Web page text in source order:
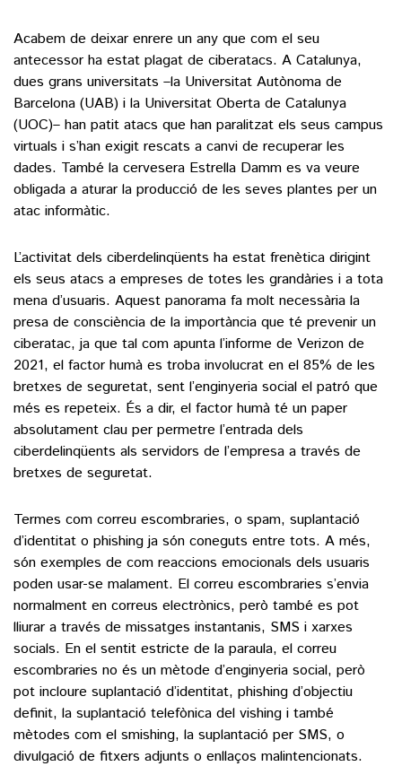
Acabem de deixar enrere un any que com el seu
antecessor ha estat plagat de ciberatacs. A Catalunya,
dues grans universitats –la Universitat Autònoma de
Barcelona (UAB) i la Universitat Oberta de Catalunya
(UOC)– han patit atacs que han paralitzat els seus campus
virtuals i s’han exigit rescats a canvi de recuperar les
dades. També la cervesera Estrella Damm es va veure
obligada a aturar la producció de les seves plantes per un
atac informàtic.
L’activitat dels ciberdelinqüents ha estat frenètica dirigint
els seus atacs a empreses de totes les grandàries i a tota
mena d’usuaris. Aquest panorama fa molt necessària la
presa de consciència de la importància que té prevenir un
ciberatac, ja que tal com apunta l’informe de Verizon de
2021, el factor humà es troba involucrat en el 85% de les
bretxes de seguretat, sent l’enginyeria social el patró que
més es repeteix. És a dir, el factor humà té un paper
absolutament clau per permetre l’entrada dels
ciberdelinqüents als servidors de l’empresa a través de
bretxes de seguretat.
Termes com correu escombraries, o spam, suplantació
d’identitat o phishing ja són coneguts entre tots. A més,
són exemples de com reaccions emocionals dels usuaris
poden usar-se malament. El correu escombraries s’envia
normalment en correus electrònics, però també es pot
lliurar a través de missatges instantanis, SMS i xarxes
socials. En el sentit estricte de la paraula, el correu
escombraries no és un mètode d’enginyeria social, però
pot incloure suplantació d’identitat, phishing d’objectiu
definit, la suplantació telefònica del vishing i també
mètodes com el smishing, la suplantació per SMS, o
divulgació de fitxers adjunts o enllaços malintencionats.